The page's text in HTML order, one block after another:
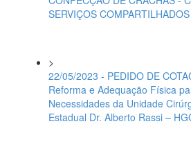
SERVIÇOS
>
22/05/2023 - PEDIDO DE
Reforma e Adequação Física
Necessidades da Unidade
Estadual Dr. Alberto Rassi –